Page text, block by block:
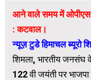
आने वाले समय में ओपीएस
: कटवाल।
न्यूज़ टुडे हिमाचल ब्यूरो
शिमला, भारतीय जनसंघ
122 वी जयंती पर